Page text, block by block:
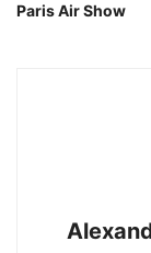
Paris Air Show